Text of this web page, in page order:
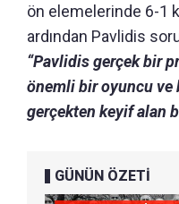
ön elemelerinde 6-1
ardından Pavlidis
“Pavlidis gerçek bir
önemli bir oyuncu ve
gerçekten keyif alan
GÜNÜN ÖZETİ